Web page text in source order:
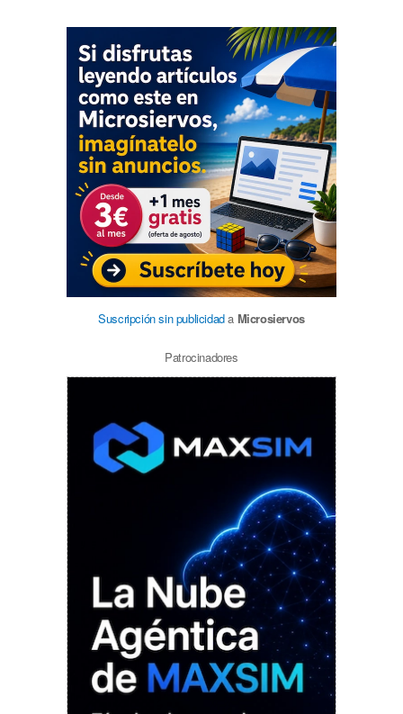
Suscripción sin publicidada Microsiervos
Patrocinadores